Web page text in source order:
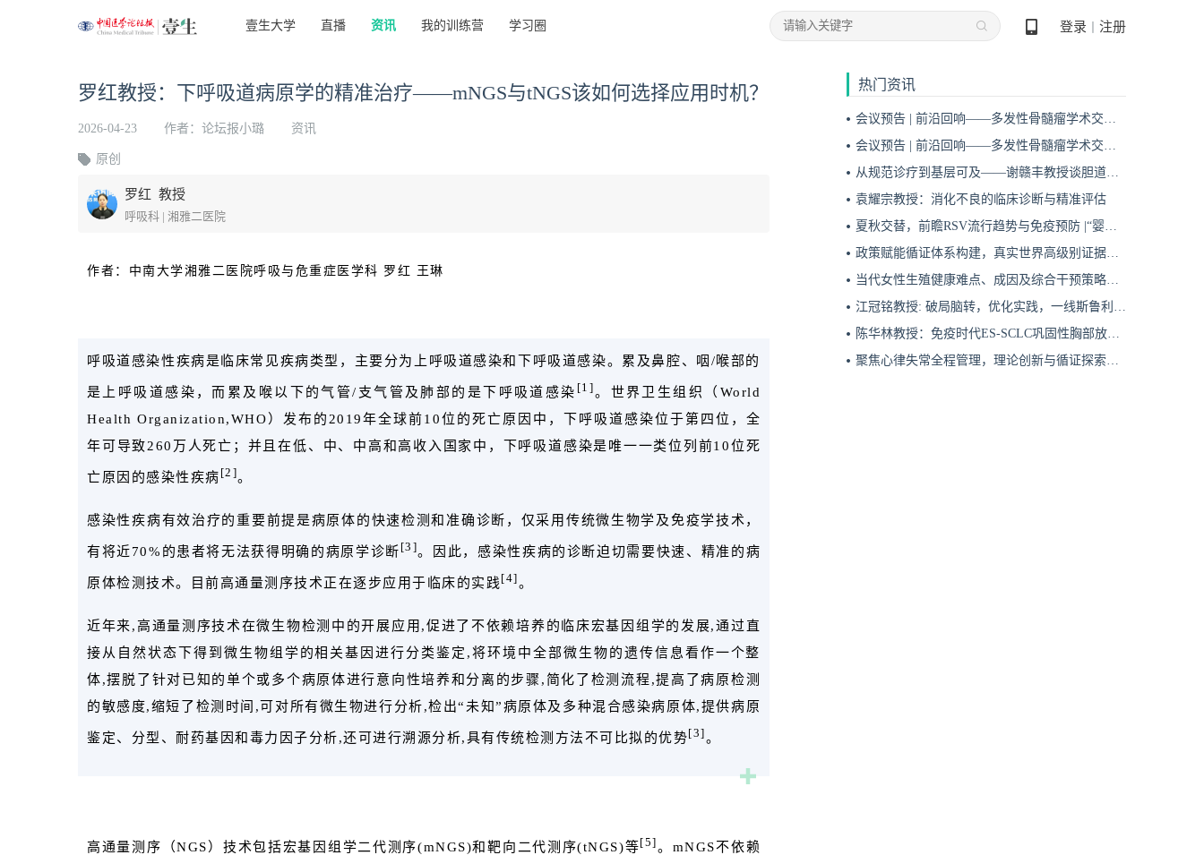
壹生大学 直播 资讯 我的训练营 学习圈 登录 注册
罗红教授：下呼吸道病原学的精准治疗——mNGS与tNGS该如何选择应用时机？
2026-04-23 作者：论坛报小璐 资讯
原创
罗红 教授
呼吸科 | 湘雅二医院
作者：中南大学湘雅二医院呼吸与危重症医学科 罗红 王琳
呼吸道感染性疾病是临床常见疾病类型，主要分为上呼吸道感染和下呼吸道感染。累及鼻腔、咽/喉部的
是上呼吸道感染，而累及喉以下的气管/支气管及肺部的是下呼吸道感染 [1] 。世界卫生组织（World
Health Organization,WHO）发布的2019年全球前10位的死亡原因中，下呼吸道感染位于第四位，全
年可导致260万人死亡；并且在低、中、中高和高收入国家中，下呼吸道感染是唯一一类位列前10位死
亡原因的感染性疾病 [2]。
感染性疾病有效治疗的重要前提是病原体的快速检测和准确诊断，仅采用传统微生物学及免疫学技术，
有将近70%的患者将无法获得明确的病原学诊断 [3]。因此，感染性疾病的诊断迫切需要快速、精准的病
原体检测技术。目前高通量测序技术正在逐步应用于临床的实践 [4] 。
近年来,高通量测序技术在微生物检测中的开展应用,促进了不依赖培养的临床宏基因组学的发展,通过直
接从自然状态下得到微生物组学的相关基因进行分类鉴定,将环境中全部微生物的遗传信息看作一个整
体,摆脱了针对已知的单个或多个病原体进行意向性培养和分离的步骤,简化了检测流程,提高了病原检测
的敏感度,缩短了检测时间,可对所有微生物进行分析,检出“未知”病原体及多种混合感染病原体,提供病原
鉴定、分型、耐药基因和毒力因子分析,还可进行溯源分析,具有传统检测方法不可比拟的优势 [3] 。
高通量测序（NGS）技术包括宏基因组学二代测序(mNGS)和靶向二代测序(tNGS)等 [5] 。mNGS不依赖
热门资讯
会议预告 | 前沿回响——多发性骨髓瘤学术交流会第十九期即将启幕！
会议预告 | 前沿回响——多发性骨髓瘤学术交流会第十八期即将启幕！
从规范诊疗到基层可及——谢赣丰教授谈胆道肿瘤防治的本土化实践之路
袁耀宗教授：消化不良的临床诊断与精准评估
夏秋交替，前瞻RSV流行趋势与免疫预防 |“婴儿RSV预防圆桌派”专题访谈
政策赋能循证体系构建，真实世界高级别证据夯实斯鲁利单抗一线治疗广泛期小细胞肺癌临床地位
当代女性生殖健康难点、成因及综合干预策略——魏晗
江冠铭教授: 破局脑转，优化实践，一线斯鲁利单抗联合化疗为小细胞肺癌脑转移患者带来颅内与全身双重获益
陈华林教授：免疫时代ES-SCLC巩固性胸部放疗再添真实世界循证依据——cTRT可独立改善患者生存获益
聚焦心律失常全程管理，理论创新与循证探索共筑诊疗新格局